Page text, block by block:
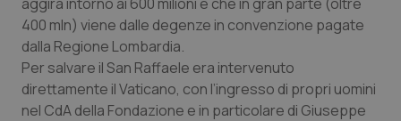
Friuli Venezia Giulia
Lazio
Dermatite Atopica
Diabete & glucometri
400 mln) viene dalle degenze in convenzione pagate
dalla Regione Lombardia.
Per salvare il San Raffaele era intervenuto
direttamente il Vaticano, con l’ingresso di propri uomini
nel CdA della Fondazione e in particolare di Giuseppe